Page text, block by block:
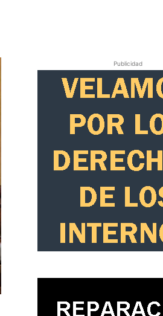
Publicidad